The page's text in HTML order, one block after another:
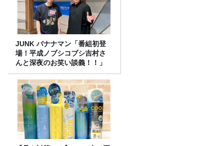
JUNK バナナマン「番組初登
場！平成ノブシコブシ吉村さ
んと深夜のお笑い談義！！」